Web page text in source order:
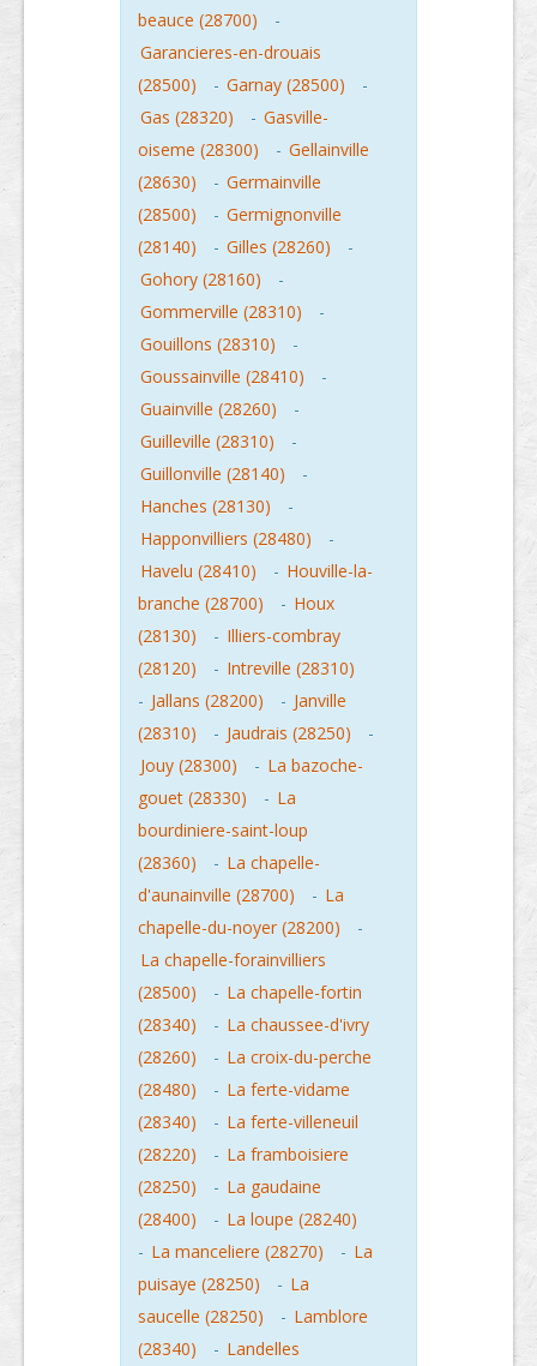
beauce (28700)
-
Garancieres-en-drouais
(28500)
- Garnay (28500)
-
Gas (28320)
- Gasville-
oiseme (28300)
- Gellainville
(28630)
- Germainville
(28500)
- Germignonville
(28140)
- Gilles (28260)
-
Gohory (28160)
-
Gommerville (28310)
-
Gouillons (28310)
-
Goussainville (28410)
-
Guainville (28260)
-
Guilleville (28310)
-
Guillonville (28140)
-
Hanches (28130)
-
Happonvilliers (28480)
-
Havelu (28410)
- Houville-la-
branche (28700)
- Houx
(28130)
- Illiers-combray
(28120)
- Intreville (28310)
- Jallans (28200) - Janville
(28310)
- Jaudrais (28250)
-
Jouy (28300)
- La bazoche-
gouet (28330)
- La
bourdiniere-saint-loup
(28360)
- La chapelle-
d'aunainville (28700)
- La
chapelle-du-noyer (28200)
-
La chapelle-forainvilliers
(28500)
- La chapelle-fortin
(28340)
- La chaussee-d'ivry
(28260)
- La croix-du-perche
(28480)
- La ferte-vidame
(28340)
- La ferte-villeneuil
(28220)
- La framboisiere
(28250)
- La gaudaine
(28400)
- La loupe (28240)
- La manceliere (28270) - La
puisaye (28250)
- La
saucelle (28250)
- Lamblore
(28340)
- Landelles